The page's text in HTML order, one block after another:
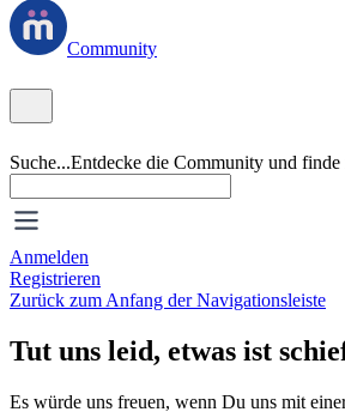
Community
Suche...Entdecke die Community und finde
Anmelden
Registrieren
Zurück zum Anfang der Navigationsleiste
Tut uns leid, etwas ist
Es würde uns freuen, wenn Du uns mit